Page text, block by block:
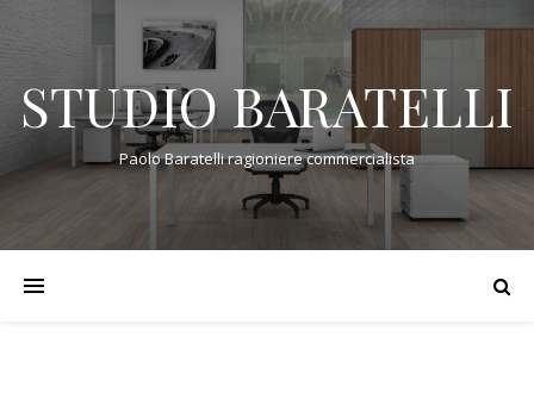
STUDIO BARATELLI
Paolo Baratelli ragioniere commercialista